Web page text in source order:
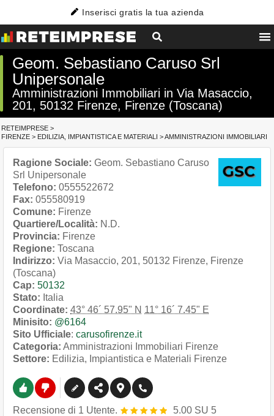
Inserisci gratis la tua azienda
Geom. Sebastiano Caruso Srl
Unipersonale
Amministrazioni Immobiliari in Via Masaccio,
201, 50132 Firenze, Firenze (Toscana)
RETEIMPRESE >
FIRENZE > EDILIZIA, IMPIANTISTICA E MATERIALI >AMMINISTRAZIONI IMMOBILIARI
Ragione Sociale: Geom. Sebastiano Caruso
Srl Unipersonale
Telefono: 0555522672
Fax: 055580919
Comune: Firenze
Quartiere/Località: N.D.
Provincia: Firenze
Regione: Toscana
Indirizzo: Via Masaccio, 201, 50132 Firenze, Firenze
(Toscana)
Cap: 50132
Stato: Italia
Coordinate: 43° 46´ 57.95" N 11° 16´ 7.45" E
Minisito: @6164
Sito Ufficiale: carusofirenze.it
Categoria: Amministrazioni Immobiliari Firenze
Settore: Edilizia, Impiantistica e Materiali Firenze
Recensione di 1 Utente. 5.00 SU 5